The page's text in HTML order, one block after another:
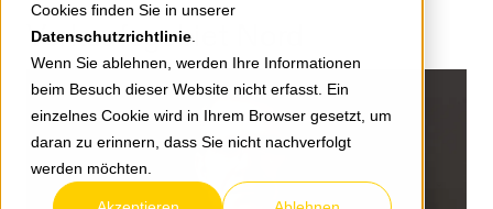
Cookies finden Sie in unserer
Datenschutzrichtlinie
Wenn Sie ablehnen, werden Ihre Informationen
beim Besuch dieser Website nicht erfasst. Ein
einzelnes Cookie wird in Ihrem Browser gesetzt, um
daran zu erinnern, dass Sie nicht nachverfolgt
werden möchten.
Verkaufsgebiet Nord